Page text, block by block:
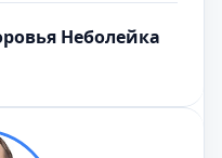
Неболейка